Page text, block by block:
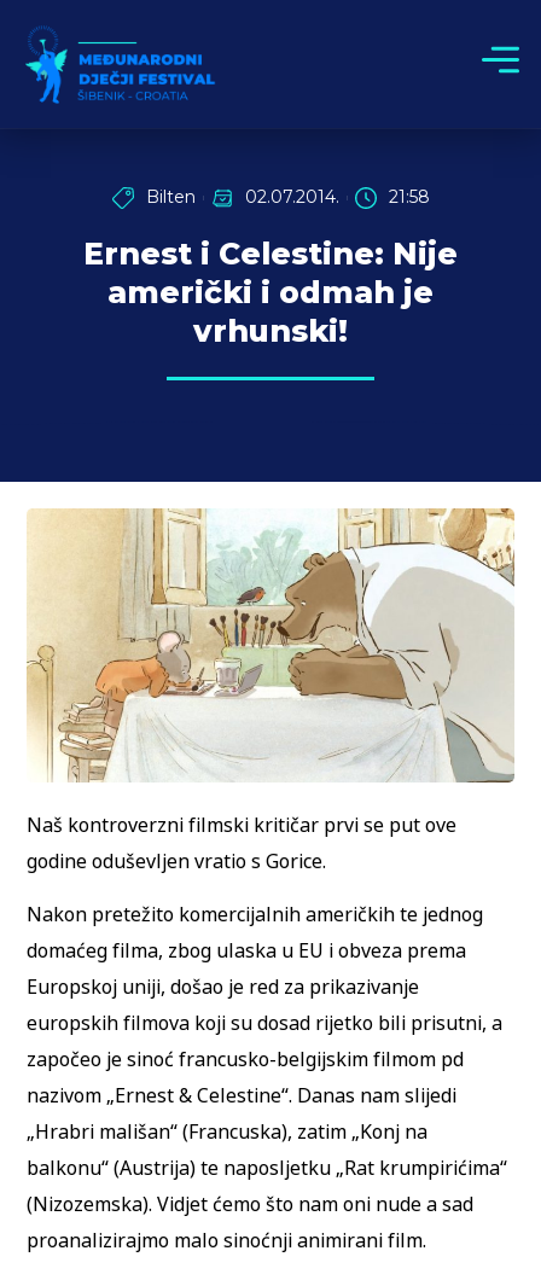
Bilten 02.07.2014. 21:58
Ernest i Celestine: Nije
američki i odmah je
vrhunski!
Naš kontroverzni filmski kritičar prvi se put ove
godine oduševljen vratio s Gorice.
Nakon pretežito komercijalnih američkih te jednog
domaćeg filma, zbog ulaska u EU i obveza prema
Europskoj uniji, došao je red za prikazivanje
europskih filmova koji su dosad rijetko bili prisutni, a
započeo je sinoć francusko-belgijskim filmom pd
nazivom „Ernest & Celestine“. Danas nam slijedi
„Hrabri mališan“ (Francuska), zatim „Konj na
balkonu“ (Austrija) te naposljetku „Rat krumpirićima“
(Nizozemska). Vidjet ćemo što nam oni nude a sad
proanalizirajmo malo sinoćnji animirani film.